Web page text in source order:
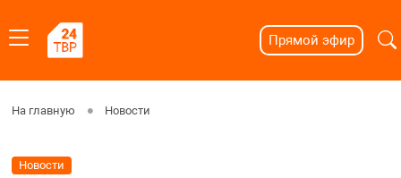
Прямой эфир
На главную Новости
Новости